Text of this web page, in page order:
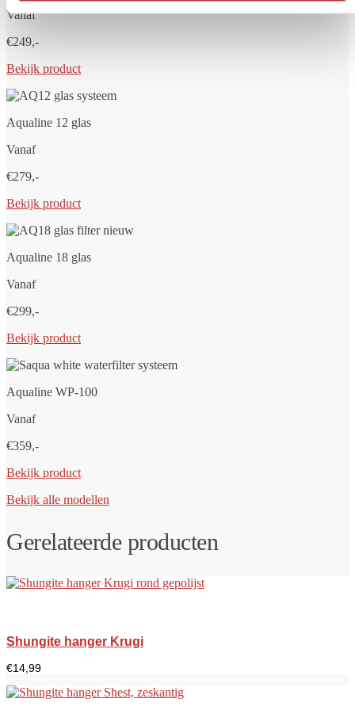
Vanaf
€249,-
Bekijk product
Aqualine 12 glas
Vanaf
€279,-
Bekijk product
Aqualine 18 glas
Vanaf
€299,-
Bekijk product
Aqualine WP-100
Vanaf
€359,-
Bekijk product
Bekijk alle modellen
Gerelateerde producten
Shungite hanger Krugi
€14,99